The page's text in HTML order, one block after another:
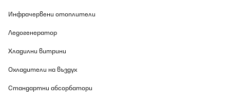
Инфрачервени отоплители
Ледогенератор
Хладилни витрини
Охладители на въздух
Стандартни абсорбатори